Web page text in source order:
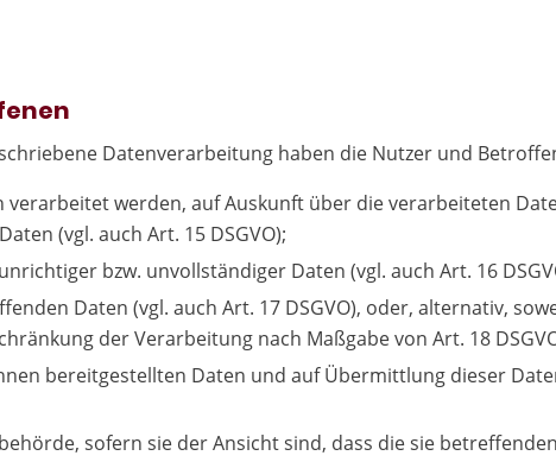
Datenverarbeitung haben die Nutzer und
werden, auf Auskunft über die verarbeiteten
(vgl. auch Art. 15 DSGVO);
bzw. unvollständiger Daten (vgl. auch Art. 16
Daten (vgl. auch Art. 17 DSGVO), oder, alternativ,
der Verarbeitung nach Maßgabe von Art. 18
bereitgestellten Daten und auf Übermittlung dieser
sofern sie der Ansicht sind, dass die sie